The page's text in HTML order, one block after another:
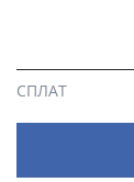
СПЛАТ